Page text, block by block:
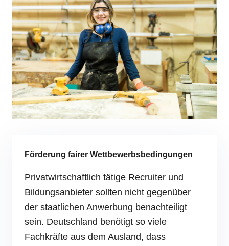
Förderung fairer Wettbewerbsbedingungen
Privatwirtschaftlich tätige Recruiter und
Bildungsanbieter sollten nicht gegenüber
der staatlichen Anwerbung benachteiligt
sein. Deutschland benötigt so viele
Fachkräfte aus dem Ausland, dass